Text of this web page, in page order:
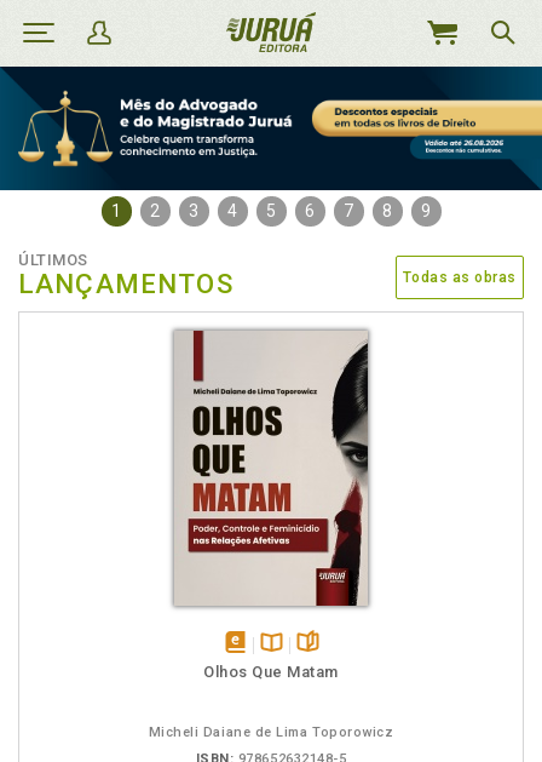
MEU
1 2 3 4 5 6 7 8 9
ÚLTIMOS
LANÇAMENTOS Todas as obras
disponívelDisponível
páginas
Olhos Que Matam
Micheli Daiane de Lima Toporowicz